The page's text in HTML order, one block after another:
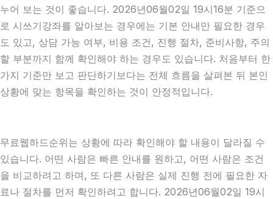
누어 보는 것이 좋습니다. 2026년06월02일 19시16분 기준으
로 시쓰기강좌를 알아보는 경우에는 기본 안내만 필요한 경우
도 있고, 상담 가능 여부, 비용 조건, 진행 절차, 준비사항, 주의
할 부분까지 함께 확인해야 하는 경우도 있습니다. 처음부터 한
가지 기준만 보고 판단하기보다는 전체 흐름을 살펴본 뒤 본인
상황에 맞는 항목을 확인하는 것이 안정적입니다.
무료웹하드순위는 상황에 따라 확인해야 할 내용이 달라질 수
있습니다. 어떤 사람은 빠른 안내를 원하고, 어떤 사람은 조건
을 비교하려고 하며, 또 다른 사람은 실제 진행 전에 필요한 자
료나 절차를 먼저 확인하려고 합니다. 2026년06월02일 19시